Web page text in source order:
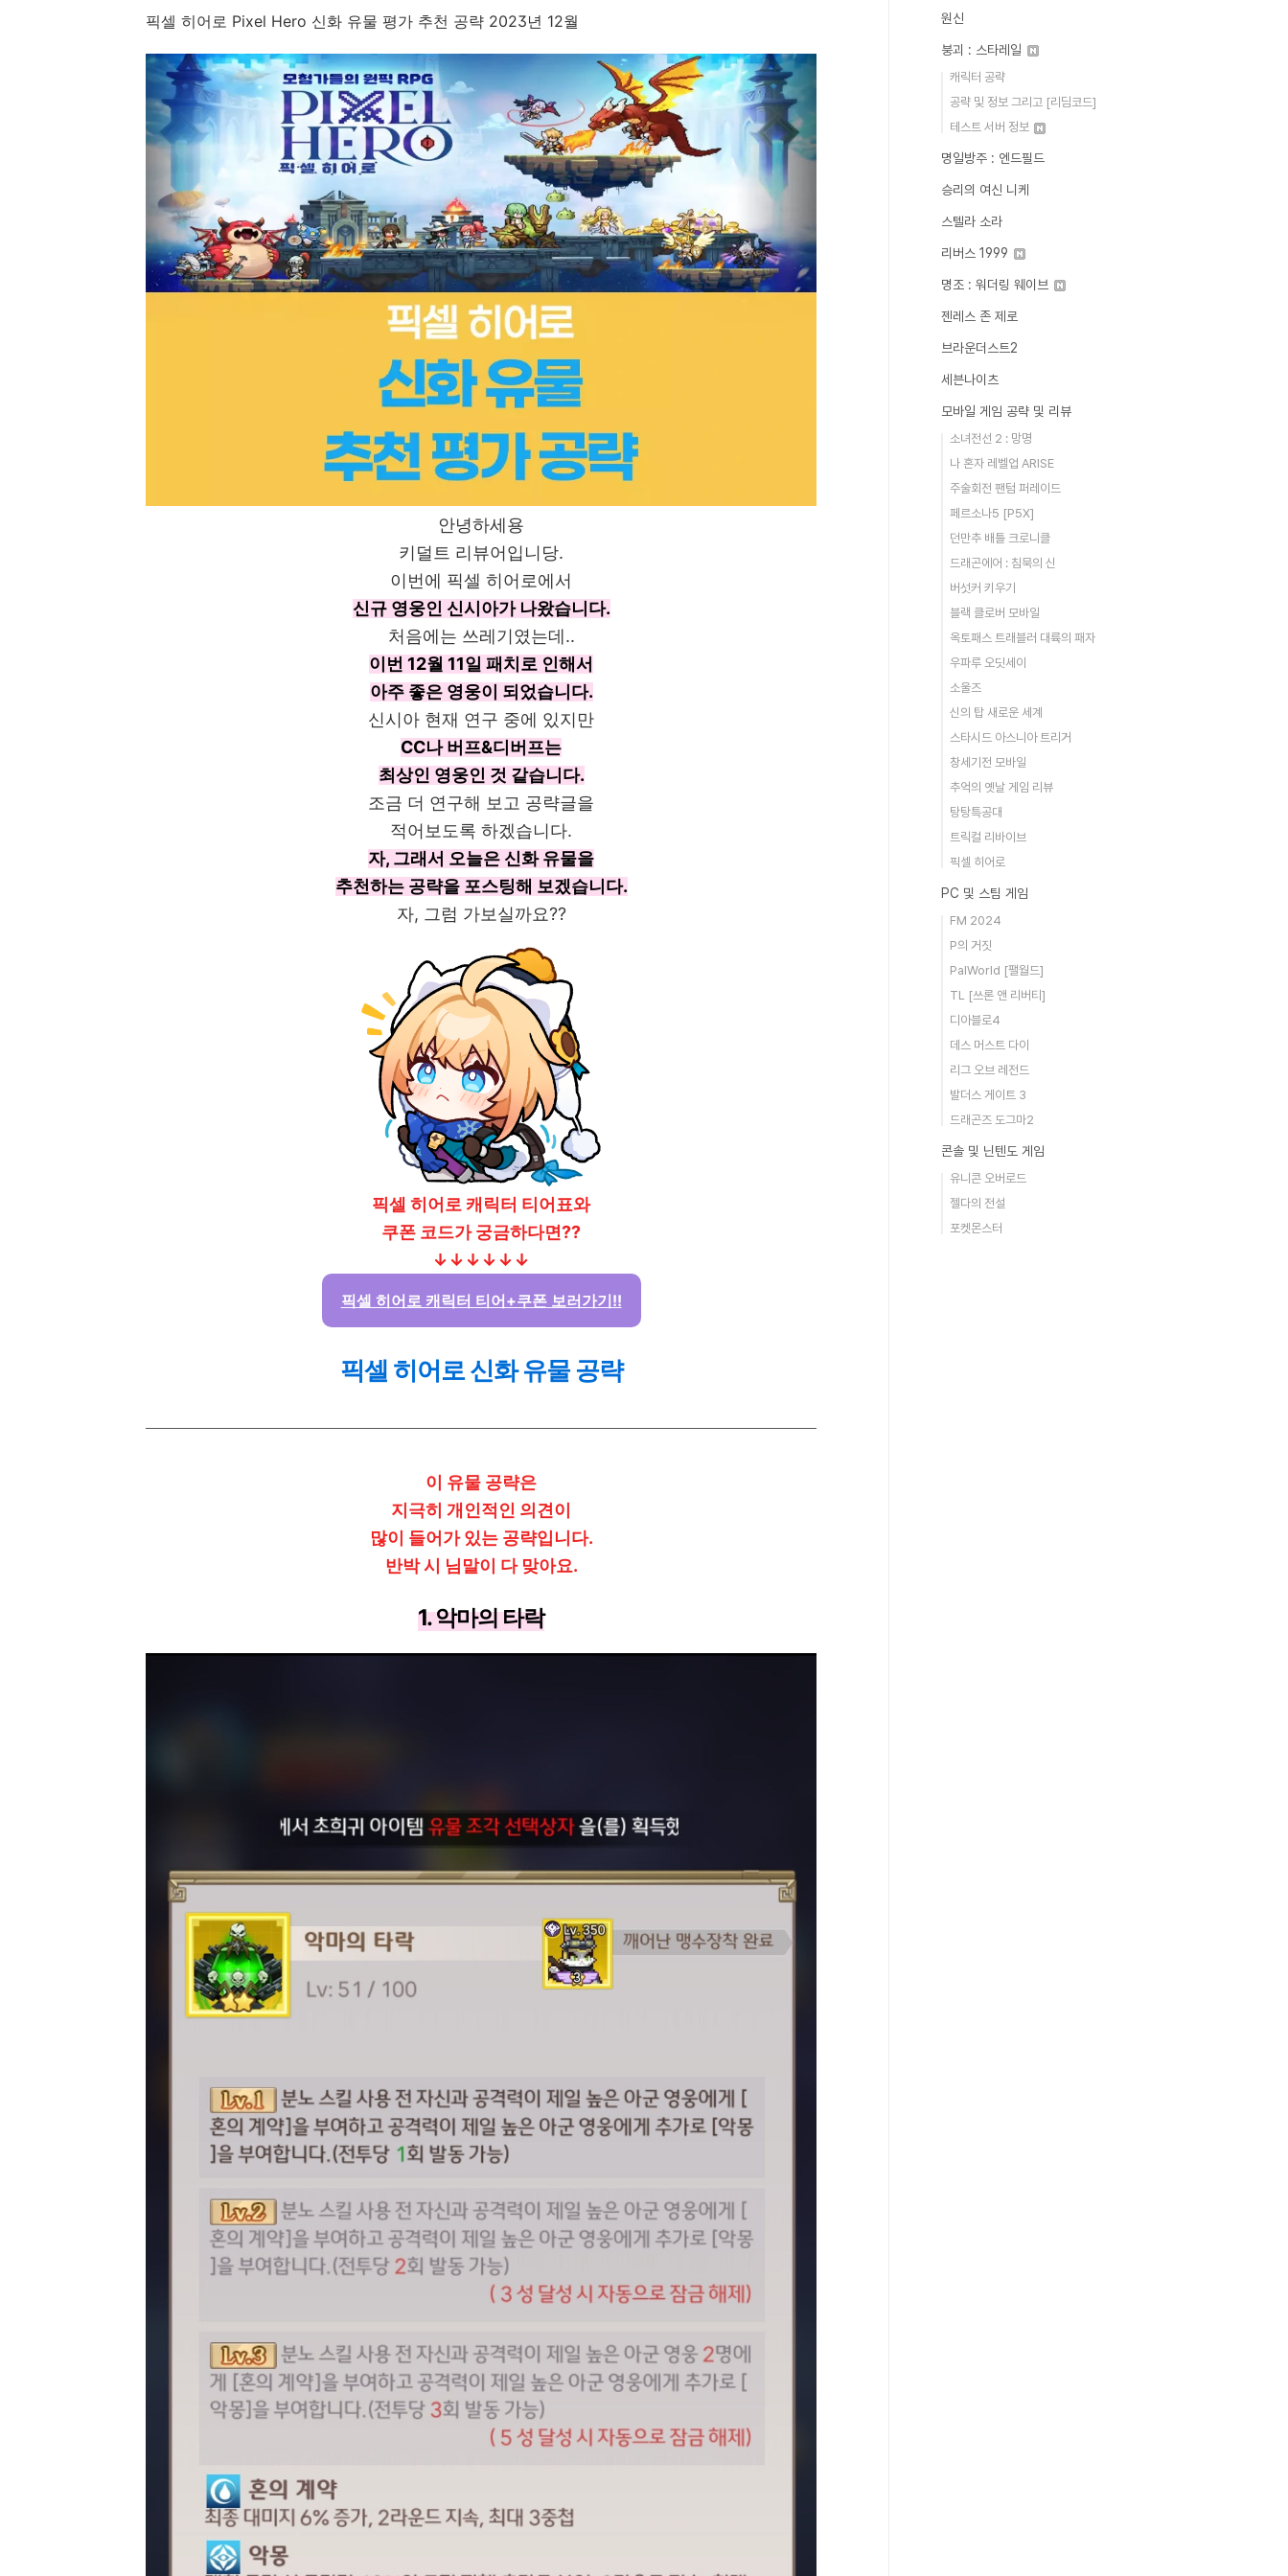
픽셀 히어로 Pixel Hero 신화 유물 평가 추천 공략 2023년 12월
안녕하세용
키덜트 리뷰어입니당.
이번에 픽셀 히어로에서
신규 영웅인 신시아가 나왔습니다.
처음에는 쓰레기였는데..
이번 12월 11일 패치로 인해서
아주 좋은 영웅이 되었습니다.
신시아 현재 연구 중에 있지만
CC나 버프&디버프는
최상인 영웅인 것 같습니다.
조금 더 연구해 보고 공략글을
적어보도록 하겠습니다.
자, 그래서 오늘은 신화 유물을
추천하는 공략을 포스팅해 보겠습니다.
자, 그럼 가보실까요??
픽셀 히어로 캐릭터 티어표와
쿠폰 코드가 궁금하다면??
↓↓↓↓↓↓
픽셀 히어로 캐릭터 티어+쿠폰 보러가기!!
픽셀 히어로 신화 유물 공략
이 유물 공략은
지극히 개인적인 의견이
많이 들어가 있는 공략입니다.
반박 시 님말이 다 맞아요.
1. 악마의 타락
원신
붕괴 : 스타레일
캐릭터 공략
공략 및 정보 그리고 [리딤코드]
테스트 서버 정보
명일방주 : 엔드필드
승리의 여신 니케
스텔라 소라
리버스 1999
명조 : 워더링 웨이브
젠레스 존 제로
브라운더스트2
세븐나이츠
모바일 게임 공략 및 리뷰
소녀전선 2 : 망명
나 혼자 레벨업 ARISE
주술회전 팬텀 퍼레이드
페르소나5 [P5X]
던만추 배틀 크로니클
드래곤에어 : 침묵의 신
버섯커 키우기
블랙 클로버 모바일
옥토패스 트래블러 대륙의 패자
우파루 오딧세이
소울즈
신의 탑 새로운 세계
스타시드 아스니아 트리거
창세기전 모바일
추억의 옛날 게임 리뷰
탕탕특공대
트릭컬 리바이브
픽셀 히어로
PC 및 스팀 게임
FM 2024
P의 거짓
PalWorld [팰월드]
TL [쓰론 앤 리버티]
디아블로4
데스 머스트 다이
리그 오브 레전드
발더스 게이트 3
드래곤즈 도그마2
콘솔 및 닌텐도 게임
유니콘 오버로드
젤다의 전설
포켓몬스터